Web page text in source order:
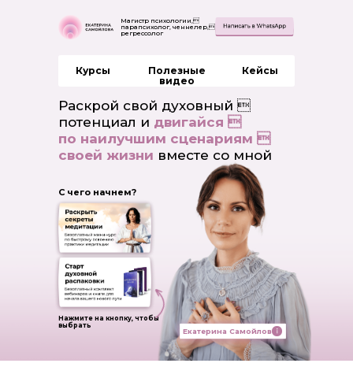
Раскрой свой духовный 
потенциал и двигайся 
по наилучшим сценариям 
своей жизни вместе со мной
Магистр психологии,
парапсихолог, ченнелер,
регрессолог
С чего начнем?
Нажмите на кнопку, чтобы
выбрать
Екатерина Самойлова
Курсы
Полезные
видео
Кейсы